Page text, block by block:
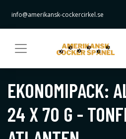
info@amerikansk-cockercirkel.se
EKONOMIPACK:
24 X 70 G -